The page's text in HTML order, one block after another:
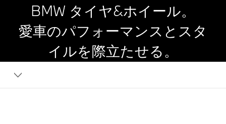
BMW タイヤ&ホイール。
愛車のパフォーマンスとスタ
イルを際立たせる。